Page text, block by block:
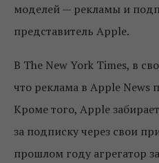
моделей — рекламы и
представитель Apple.
В The New York Times, в
что реклама в Apple News
Кроме того, Apple
за подписку через свои
прошлом году агрегатор